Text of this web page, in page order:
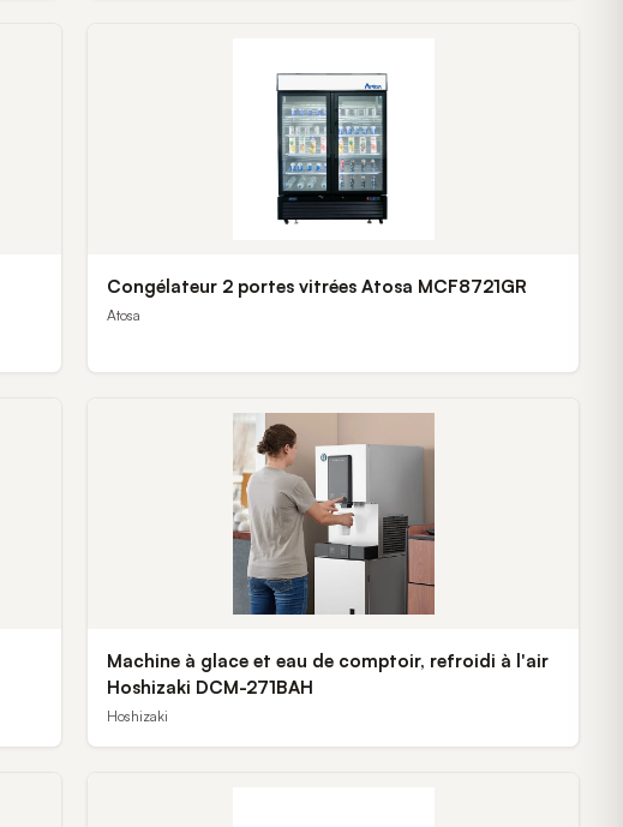
Congélateur 2 portes vitrées Atosa MCF8721GR
Atosa
Machine à glace et eau de comptoir, refroidi à l'air
Hoshizaki DCM-271BAH
Hoshizaki